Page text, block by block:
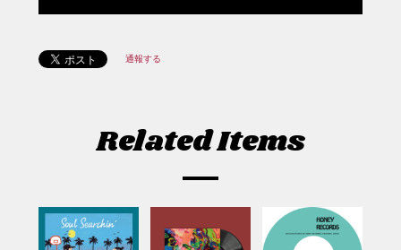
通報する
Related Items